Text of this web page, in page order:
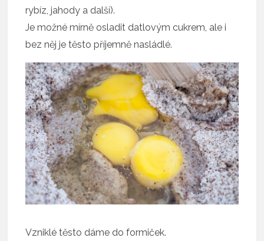
rybíz, jahody a další).
Je možné mírně osladit datlovým cukrem, ale i
bez něj je těsto příjemně nasládlé.
Vzniklé těsto dáme do formiček.